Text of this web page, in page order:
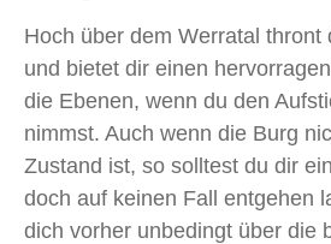
Hoch über dem Werratal thront
und bietet dir einen
die Ebenen, wenn du den
nimmst. Auch wenn die Burg
Zustand ist, so solltest du dir
doch auf keinen Fall entgehen
dich vorher unbedingt über die